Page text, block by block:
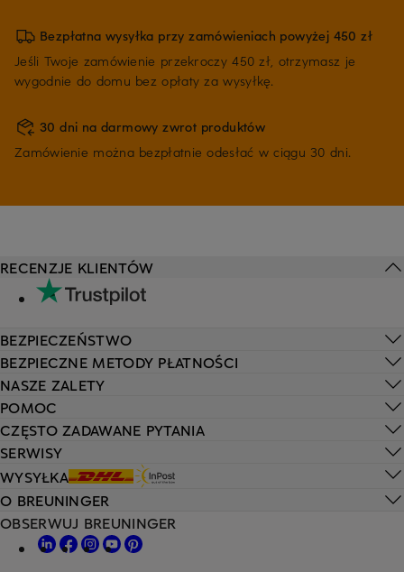
Bezpłatna wysyłka przy zamówieniach powyżej 450 zł
Jeśli Twoje zamówienie przekroczy 450 zł, otrzymasz je
wygodnie do domu bez opłaty za wysyłkę.
30 dni na darmowy zwrot produktów
Zamówienie można bezpłatnie odesłać w ciągu 30 dni.
POMOC
CZĘSTO ZADAWANE PYTANIA
SERWISY
WYSYŁKA
RECENZJE KLIENTÓW
BEZPIECZEŃSTWO
BEZPIECZNE METODY PŁATNOŚCI
NASZE ZALETY
O BREUNINGER
OBSERWUJ BREUNINGER